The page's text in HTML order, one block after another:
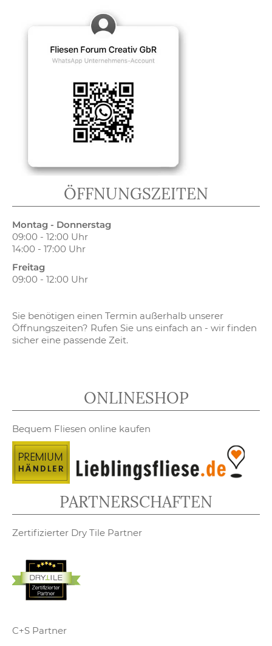
ÖFFNUNGSZEITEN
Montag - Donnerstag
09:00 - 12:00 Uhr
14:00 - 17:00 Uhr
Freitag
09:00 - 12:00 Uhr
Sie benötigen einen Termin außerhalb unserer
Öffnungszeiten? Rufen Sie uns einfach an - wir finden
sicher eine passende Zeit.
ONLINESHOP
Bequem Fliesen online kaufen
PARTNERSCHAFTEN
Zertifizierter Dry Tile Partner
C+S Partner